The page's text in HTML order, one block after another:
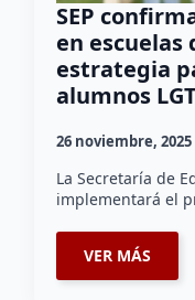
SEP
en escuelas
estrategia
alumnos
26 noviembre, 2025
La Secretaría de
implementará el
VER MÁS